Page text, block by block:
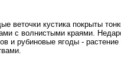
веточки кустика покрыты
с волнистыми краями.
и рубиновые ягоды -